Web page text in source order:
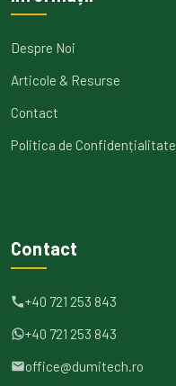
Despre Noi
Articole & Resurse
Contact
Politica de Confidențialitate
Contact
+40 721 253 843
+40 721 253 843
office@dumitech.ro